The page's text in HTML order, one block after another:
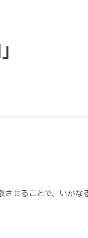
せることで、いかな